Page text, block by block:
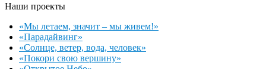
Наши проекты
«Мы летаем, значит – мы живем!»
«Парадайвинг»
«Солнце, ветер, вода, человек»
«Покори свою вершину»